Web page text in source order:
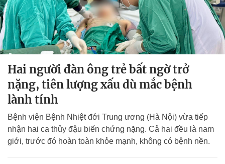
Hai người đàn ông trẻ bất ngờ trở
nặng, tiên lượng xấu dù mắc bệnh
lành tính
Bệnh viện Bệnh Nhiệt đới Trung ương (Hà Nội) vừa tiếp
nhận hai ca thủy đậu biến chứng nặng. Cả hai đều là nam
giới, trước đó hoàn toàn khỏe mạnh, không có bệnh nền.